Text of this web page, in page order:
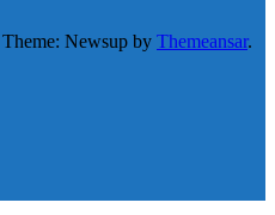
Theme: Newsup by Themeansar.